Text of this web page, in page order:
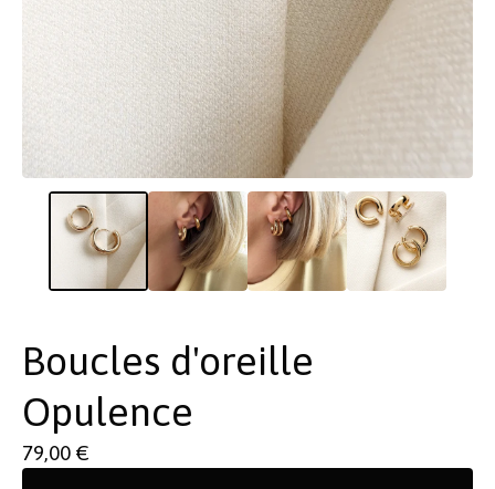
Boucles d'oreille
Opulence
79,00 €